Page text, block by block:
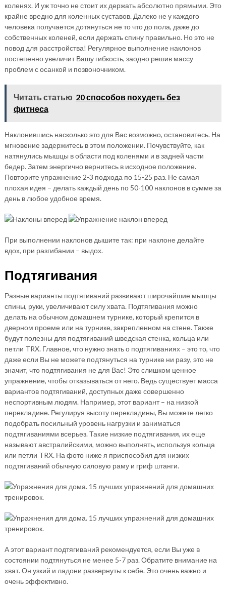
коленях. И уж точно не стоит их держать абсолютно прямыми. Это
крайне вредно для коленных суставов. Далеко не у каждого
человека получается дотянуться не то что до пола, даже до
собственных коленей, если держать спину правильно. Но это не
повод для расстройства! Регулярное выполнение наклонов
постепенно увеличит Вашу гибкость, заодно решив массу
проблем с осанкой и позвоночником.
Читать статью 20 способов похудеть без
фитнеса
Наклонившись насколько это для Вас возможно, остановитесь. На
мгновение задержитесь в этом положении. Почувствуйте, как
натянулись мышцы в области под коленями и в задней части
бедер. Затем энергично вернитесь в исходное положение.
Повторите упражнение 2-3 подхода по 15-25 раз. Не самая
плохая идея – делать каждый день по 50-100 наклонов в сумме за
день в любое удобное время.
При выполнении наклонов дышите так: при наклоне делайте
вдох, при разгибании – выдох.
Подтягивания
Разные варианты подтягиваний развивают широчайшие мышцы
спины, руки, увеличивают силу хвата. Подтягивания можно
делать на обычном домашнем турнике, который крепится в
дверном проеме или на турнике, закрепленном на стене. Также
будут полезны для подтягиваний шведская стенка, кольца или
петли TRX. Главное, что нужно знать о подтягиваниях – это то, что
даже если Вы не можете подтянуться на турнике ни разу, это не
значит, что подтягивания не для Вас! Это слишком ценное
упражнение, чтобы отказываться от него. Ведь существует масса
вариантов подтягиваний, доступных даже совершенно
неспортивным людям. Например, этот вариант – на низкой
перекладине. Регулируя высоту перекладины, Вы можете легко
подобрать посильный уровень нагрузки и заниматься
подтягиваниями всерьез. Такие низкие подтягивания, их еще
называют австралийскими, можно выполнять, используя кольца
или петли TRX. На фото ниже я приспособил для низких
подтягиваний обычную силовую раму и гриф штанги.
А этот вариант подтягиваний рекомендуется, если Вы уже в
состоянии подтянуться не менее 5-7 раз. Обратите внимание на
хват. Он узкий и ладони развернуты к себе. Это очень важно и
очень эффективно.